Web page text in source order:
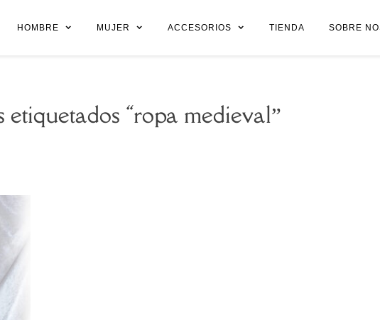
HOMBRE MUJER ACCESORIOS TIENDA SOBRE
“ropa medieval”